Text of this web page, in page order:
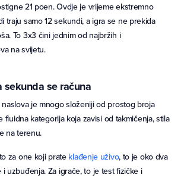
21 poen. Ovdje je vrijeme ekstremno
traju samo 12 sekundi, a igra se ne prekida
To 3x3 čini jednim od najbržih i
na svijetu.
se računa
je mnogo složeniji od prostog broja
fluidna kategorija koja zavisi od takmičenja, stila
na terenu.
za one koji prate klađenje uživo, to je oko dva
uzbuđenja. Za igrače, to je test fizičke i